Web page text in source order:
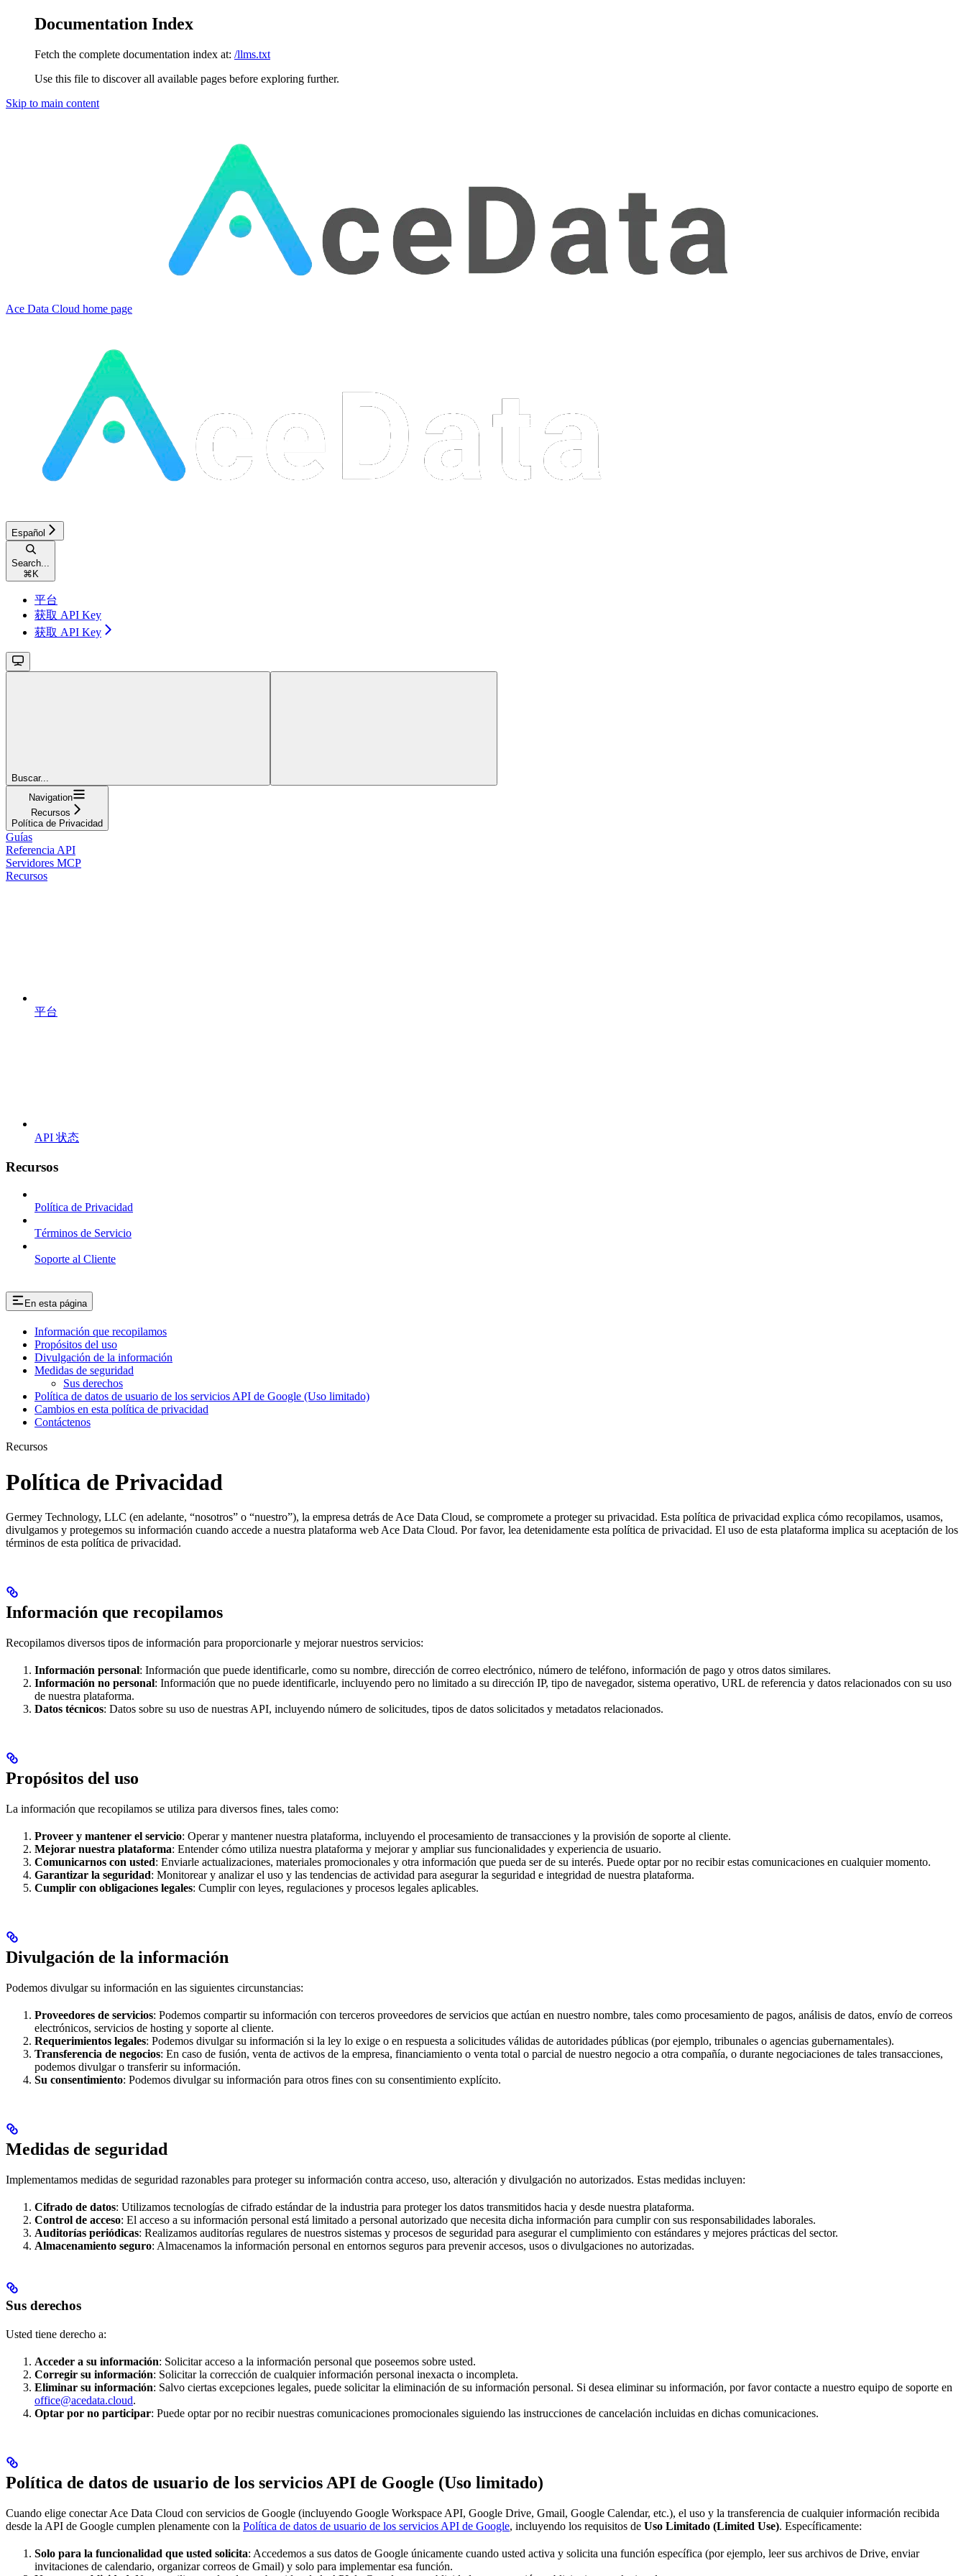
Documentation Index
Fetch the complete documentation index at: /llms.txt
Use this file to discover all available pages before exploring further.
Skip to main content
Ace Data Cloud home page
Español
Search...
⌘ K
平台
获取 API Key
获取 API Key
Buscar...
Navigation
Recursos
Política de Privacidad
Guías
Referencia API
Servidores MCP
Recursos
平台
API 状态
Recursos
Política de Privacidad
Términos de Servicio
Soporte al Cliente
En esta página
Información que recopilamos
Propósitos del uso
Divulgación de la información
Medidas de seguridad
Sus derechos
Política de datos de usuario de los servicios API de Google (Uso limitado)
Cambios en esta política de privacidad
Contáctenos
Recursos
Política de Privacidad
Germey Technology, LLC (en adelante, “nosotros” o “nuestro”), la empresa detrás de Ace Data Cloud, se compromete a proteger su privacidad. Esta política de privacidad explica cómo recopilamos, usamos,
divulgamos y protegemos su información cuando accede a nuestra plataforma web Ace Data Cloud. Por favor, lea detenidamente esta política de privacidad. El uso de esta plataforma implica su aceptación de los
términos de esta política de privacidad.
Información que recopilamos
Recopilamos diversos tipos de información para proporcionarle y mejorar nuestros servicios:
Información personal: Información que puede identificarle, como su nombre, dirección de correo electrónico, número de teléfono, información de pago y otros datos similares.
Información no personal: Información que no puede identificarle, incluyendo pero no limitado a su dirección IP, tipo de navegador, sistema operativo, URL de referencia y datos relacionados con su uso
de nuestra plataforma.
Datos técnicos: Datos sobre su uso de nuestras API, incluyendo número de solicitudes, tipos de datos solicitados y metadatos relacionados.
Propósitos del uso
La información que recopilamos se utiliza para diversos fines, tales como:
Proveer y mantener el servicio: Operar y mantener nuestra plataforma, incluyendo el procesamiento de transacciones y la provisión de soporte al cliente.
Mejorar nuestra plataforma: Entender cómo utiliza nuestra plataforma y mejorar y ampliar sus funcionalidades y experiencia de usuario.
Comunicarnos con usted: Enviarle actualizaciones, materiales promocionales y otra información que pueda ser de su interés. Puede optar por no recibir estas comunicaciones en cualquier momento.
Garantizar la seguridad: Monitorear y analizar el uso y las tendencias de actividad para asegurar la seguridad e integridad de nuestra plataforma.
Cumplir con obligaciones legales: Cumplir con leyes, regulaciones y procesos legales aplicables.
Divulgación de la información
Podemos divulgar su información en las siguientes circunstancias:
Proveedores de servicios: Podemos compartir su información con terceros proveedores de servicios que actúan en nuestro nombre, tales como procesamiento de pagos, análisis de datos, envío de correos
electrónicos, servicios de hosting y soporte al cliente.
Requerimientos legales: Podemos divulgar su información si la ley lo exige o en respuesta a solicitudes válidas de autoridades públicas (por ejemplo, tribunales o agencias gubernamentales).
Transferencia de negocios: En caso de fusión, venta de activos de la empresa, financiamiento o venta total o parcial de nuestro negocio a otra compañía, o durante negociaciones de tales transacciones,
podemos divulgar o transferir su información.
Su consentimiento: Podemos divulgar su información para otros fines con su consentimiento explícito.
Medidas de seguridad
Implementamos medidas de seguridad razonables para proteger su información contra acceso, uso, alteración y divulgación no autorizados. Estas medidas incluyen:
Cifrado de datos: Utilizamos tecnologías de cifrado estándar de la industria para proteger los datos transmitidos hacia y desde nuestra plataforma.
Control de acceso: El acceso a su información personal está limitado a personal autorizado que necesita dicha información para cumplir con sus responsabilidades laborales.
Auditorías periódicas: Realizamos auditorías regulares de nuestros sistemas y procesos de seguridad para asegurar el cumplimiento con estándares y mejores prácticas del sector.
Almacenamiento seguro: Almacenamos la información personal en entornos seguros para prevenir accesos, usos o divulgaciones no autorizadas.
Sus derechos
Usted tiene derecho a:
Acceder a su información: Solicitar acceso a la información personal que poseemos sobre usted.
Corregir su información: Solicitar la corrección de cualquier información personal inexacta o incompleta.
Eliminar su información: Salvo ciertas excepciones legales, puede solicitar la eliminación de su información personal. Si desea eliminar su información, por favor contacte a nuestro equipo de soporte en
office@acedata.cloud.
Optar por no participar: Puede optar por no recibir nuestras comunicaciones promocionales siguiendo las instrucciones de cancelación incluidas en dichas comunicaciones.
Política de datos de usuario de los servicios API de Google (Uso limitado)
Cuando elige conectar Ace Data Cloud con servicios de Google (incluyendo Google Workspace API, Google Drive, Gmail, Google Calendar, etc.), el uso y la transferencia de cualquier información recibida
desde la API de Google cumplen plenamente con la Política de datos de usuario de los servicios API de Google, incluyendo los requisitos de Uso Limitado (Limited Use). Específicamente:
Solo para la funcionalidad que usted solicita: Accedemos a sus datos de Google únicamente cuando usted activa y solicita una función específica (por ejemplo, leer sus archivos de Drive, enviar
invitaciones de calendario, organizar correos de Gmail) y solo para implementar esa función.